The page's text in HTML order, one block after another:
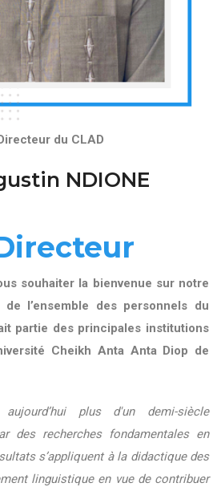
du CLAD
NDIONE
souhaiter la bienvenue sur notre
l’ensemble des personnels du
partie des principales institutions
Cheikh Anta Anta Diop de
plus d'un demi-siècle
des recherches fondamentales en
s’appliquent à la didactique des
linguistique en vue de contribuer